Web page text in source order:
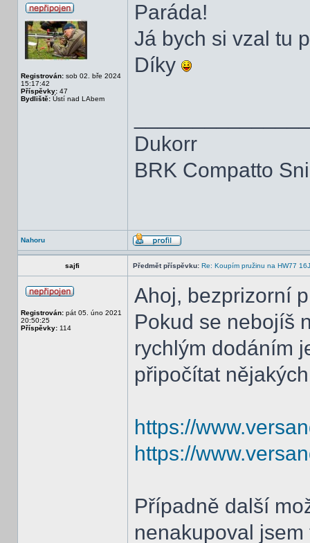
Registrován: sob 02. bře 2024
15:17:42
Příspěvky: 47
Bydliště: Ústí nad LAbem
Paráda!
Já bych si vzal tu
Díky
Dukorr
BRK Compatto
Nahoru
sajfi Předmět příspěvku: Re: Koupím pružinu na HW77 16J
Registrován: pát 05. úno 2021
20:50:25
Příspěvky: 114
Ahoj, bezprizorní
Pokud se nebojíš
rychlým dodáním
připočítat
https://
https://
Případně další
nenakupoval jsem